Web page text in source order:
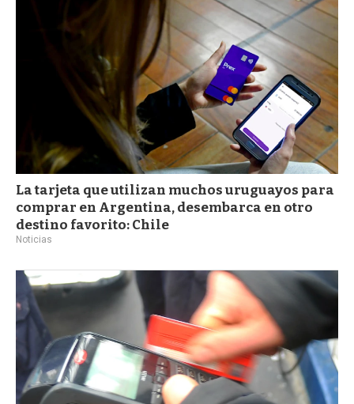
La tarjeta que utilizan muchos uruguayos para
comprar en Argentina, desembarca en otro
destino favorito: Chile
Noticias